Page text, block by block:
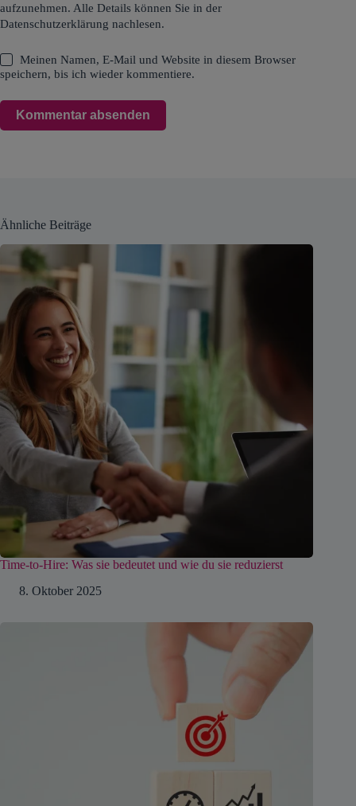
aufzunehmen. Alle Details können Sie in der
Datenschutzerklärung nachlesen.
Meinen Namen, E-Mail und Website in diesem Browser
speichern, bis ich wieder kommentiere.
Kommentar absenden
Ähnliche Beiträge
Time-to-Hire: Was sie bedeutet und wie du sie reduzierst
8. Oktober 2025